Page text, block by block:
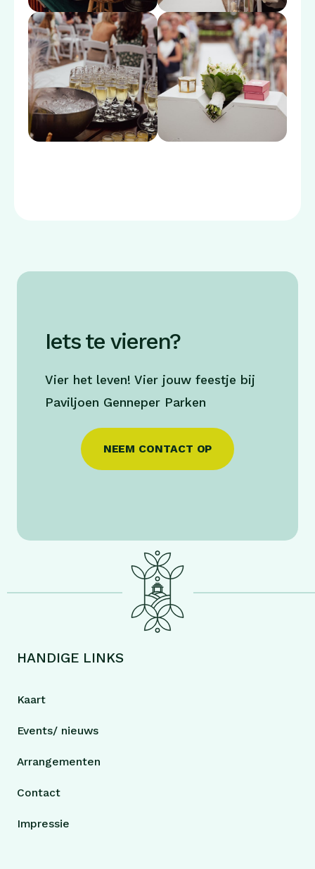
Iets te vieren?
Vier het leven! Vier jouw feestje bij
Paviljoen Genneper Parken
NEEM CONTACT OP
HANDIGE LINKS
Kaart
Events/ nieuws
Arrangementen
Contact
Impressie